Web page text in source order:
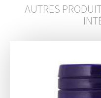
AUTRES